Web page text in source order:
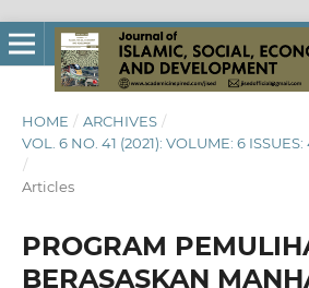
HOME / ARCHIVES /
VOL. 6 NO. 41 (2021): VOLUME: 6
/
Articles
PROGRAM
BERASASKAN